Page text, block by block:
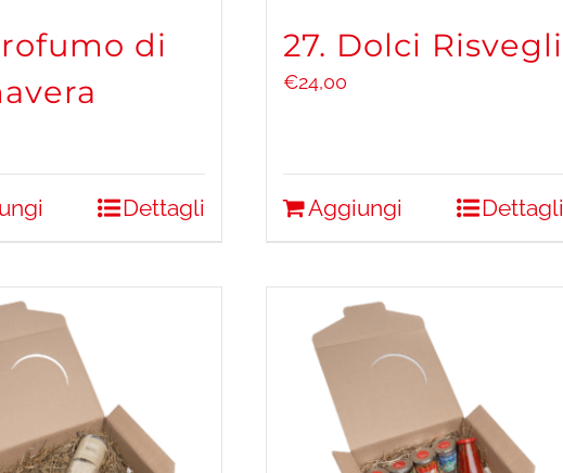
di
Dettagli
27. Dolci Risvegli
€24,00
Aggiungi Dettagli